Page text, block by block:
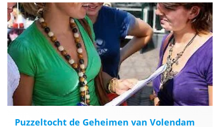
Puzzeltocht de Geheimen van Volendam